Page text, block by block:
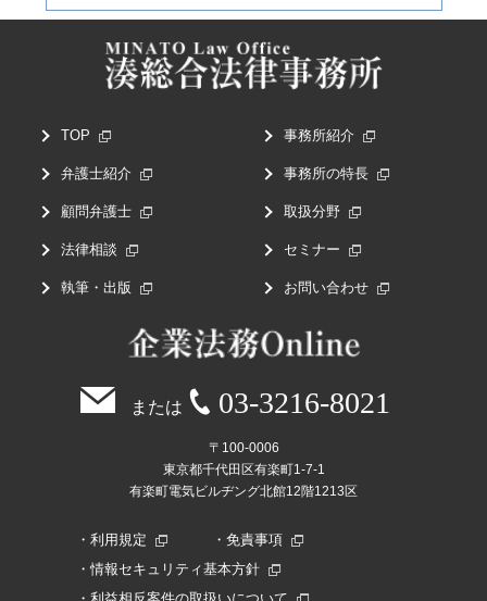
TOP 事務所紹介
弁護士紹介 事務所の特長
顧問弁護士 取扱分野
法律相談 セミナー
執筆・出版 お問い合わせ
または 03-3216-8021
〒100-0006
東京都千代田区有楽町1-7-1
有楽町電気ビルヂング北館12階1213区
利用規定
免責事項
情報セキュリティ基本方針